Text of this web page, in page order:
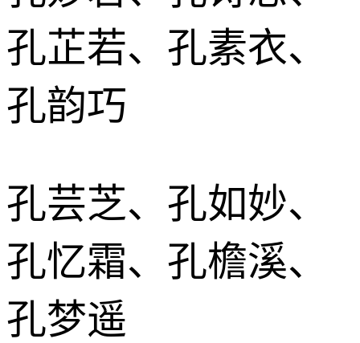
孔芷若、孔素衣、
孔韵巧
孔芸芝、孔如妙、
孔忆霜、孔檐溪、
孔梦遥